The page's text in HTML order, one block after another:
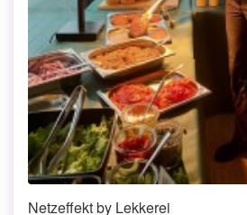
Netzeffekt by Lekkerei